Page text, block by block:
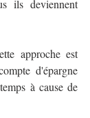
ils deviennent
approche est
d'épargne
à cause de